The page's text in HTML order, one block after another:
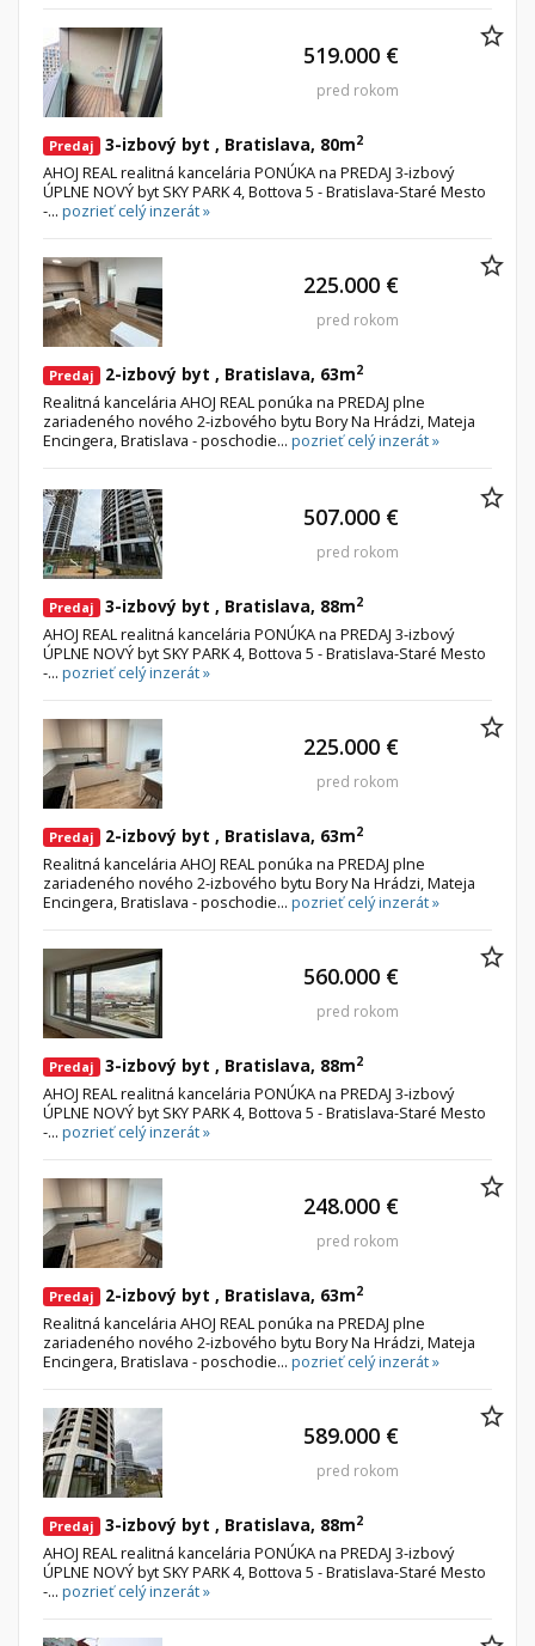
Predaj 3-izbový byt , Bratislava, 80m2
AHOJ REAL realitná kancelária PONÚKA na PREDAJ 3-izbový
ÚPLNE NOVÝ byt SKY PARK 4, Bottova 5 - Bratislava-Staré Mesto
-... pozrieť celý inzerát »
519.000 €
pred rokom
Predaj 2-izbový byt , Bratislava, 63m2
Realitná kancelária AHOJ REAL ponúka na PREDAJ plne
zariadeného nového 2-izbového bytu Bory Na Hrádzi, Mateja
Encingera, Bratislava - poschodie... pozrieť celý inzerát »
225.000 €
pred rokom
Predaj 3-izbový byt , Bratislava, 88m2
AHOJ REAL realitná kancelária PONÚKA na PREDAJ 3-izbový
ÚPLNE NOVÝ byt SKY PARK 4, Bottova 5 - Bratislava-Staré Mesto
-... pozrieť celý inzerát »
507.000 €
pred rokom
Predaj 2-izbový byt , Bratislava, 63m2
Realitná kancelária AHOJ REAL ponúka na PREDAJ plne
zariadeného nového 2-izbového bytu Bory Na Hrádzi, Mateja
Encingera, Bratislava - poschodie... pozrieť celý inzerát »
225.000 €
pred rokom
Predaj 3-izbový byt , Bratislava, 88m2
AHOJ REAL realitná kancelária PONÚKA na PREDAJ 3-izbový
ÚPLNE NOVÝ byt SKY PARK 4, Bottova 5 - Bratislava-Staré Mesto
-... pozrieť celý inzerát »
560.000 €
pred rokom
Predaj 2-izbový byt , Bratislava, 63m2
Realitná kancelária AHOJ REAL ponúka na PREDAJ plne
zariadeného nového 2-izbového bytu Bory Na Hrádzi, Mateja
Encingera, Bratislava - poschodie... pozrieť celý inzerát »
248.000 €
pred rokom
Predaj 3-izbový byt , Bratislava, 88m2
AHOJ REAL realitná kancelária PONÚKA na PREDAJ 3-izbový
ÚPLNE NOVÝ byt SKY PARK 4, Bottova 5 - Bratislava-Staré Mesto
-... pozrieť celý inzerát »
589.000 €
pred rokom